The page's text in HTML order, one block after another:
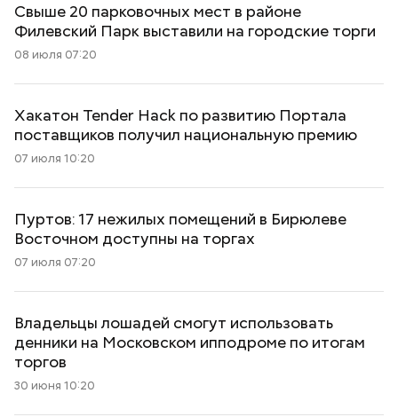
Свыше 20 парковочных мест в районе
Филевский Парк выставили на городские торги
08 июля 07:20
Хакатон Tender Hack по развитию Портала
поставщиков получил национальную премию
07 июля 10:20
Пуртов: 17 нежилых помещений в Бирюлеве
Восточном доступны на торгах
07 июля 07:20
Владельцы лошадей смогут использовать
денники на Московском ипподроме по итогам
торгов
30 июня 10:20